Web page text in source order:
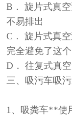
B． 旋片式真
不易排出
C． 旋片式真
完全避免了这
D． 往复式真
三、吸污车吸
1、吸粪车**使